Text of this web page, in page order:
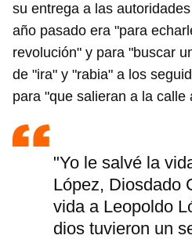
su entrega a las
año pasado era "para
revolución" y para "buscar
de "ira" y "rabia" a los
para "que salieran a la calle
"Yo le salvé la
López, Diosdado
vida a Leopoldo
dios tuvieron un